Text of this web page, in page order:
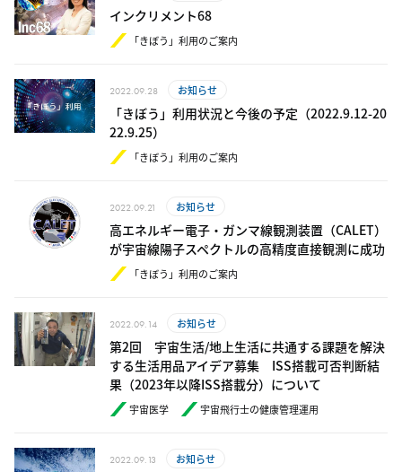
インクリメント68
「きぼう」利用のご案内
2022.09.28 お知らせ
「きぼう」利用状況と今後の予定（2​0​2​2​.​9.12-​2​0​
2​2​.​9.25）
「きぼう」利用のご案内
2022.09.21 お知らせ
高エネルギー電子・ガンマ線観測装置（CALET）
が宇宙線陽子スペクトルの高精度直接観測に成功
「きぼう」利用のご案内
2022.09.14 お知らせ
第2回 宇宙生活/地上生活に共通する課題を解決
する生活用品アイデア募集 ISS搭載可否判断結
果（2023年以降ISS搭載分）について
宇宙医学 宇宙飛行士の健康管理運用
2022.09.13 お知らせ